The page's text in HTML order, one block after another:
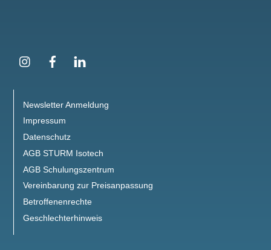
InstagramFacebook
Newsletter Anmeldung
Impressum
Datenschutz
AGB STURM Isotech
AGB Schulungszentrum
Vereinbarung zur Preisanpassung
Betroffenenrechte
Geschlechterhinweis